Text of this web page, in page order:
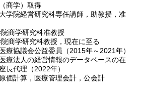
ク活動の有効性評価
らす現象
制度に対応した新しい原価計算制
価計算
状
商学）取得
経営研究科専任講師，助教授，准
商学研究科准教授
商学研究科教授，現在に至る
議会公益委員（2015年～2021年）
人の経営情報のデータベースの在
長代理（2022年）
価計算，医療管理会計，公会計